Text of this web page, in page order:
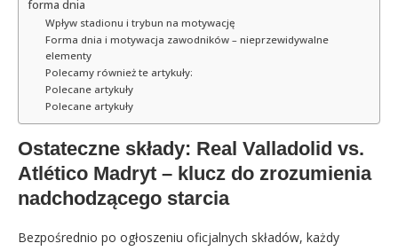
forma dnia
Wpływ stadionu i trybun na motywację
Forma dnia i motywacja zawodników – nieprzewidywalne
elementy
Polecamy również te artykuły:
Polecane artykuły
Polecane artykuły
Ostateczne składy: Real Valladolid vs.
Atlético Madryt – klucz do zrozumienia
nadchodzącego starcia
Bezpośrednio po ogłoszeniu oficjalnych składów, każdy